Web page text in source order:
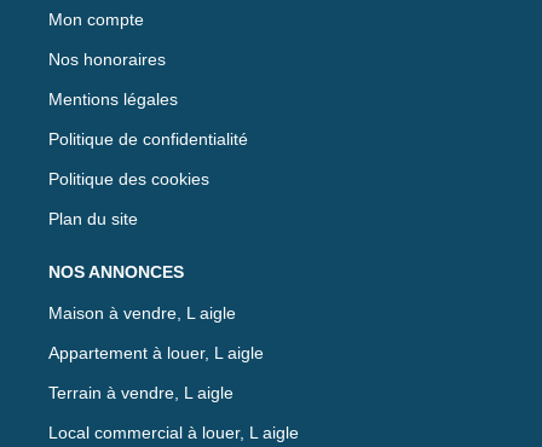
Mon compte
Nos honoraires
Mentions légales
Politique de confidentialité
Politique des cookies
Plan du site
NOS ANNONCES
Maison à vendre, L aigle
Appartement à louer, L aigle
Terrain à vendre, L aigle
Local commercial à louer, L aigle